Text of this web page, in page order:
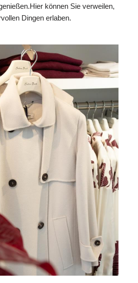
können Sie verweilen,
Dingen erlaben.